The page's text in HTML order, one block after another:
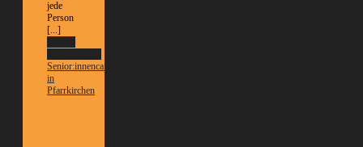
jede
Person
[...]
Senior:innencafé
in
Pfarrkirchen